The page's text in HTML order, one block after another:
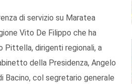
di servizio su Maratea
Vito De Filippo che ha
Pittella, dirigenti regionali, a
della Presidenza, Angelo
Bacino, col segretario generale